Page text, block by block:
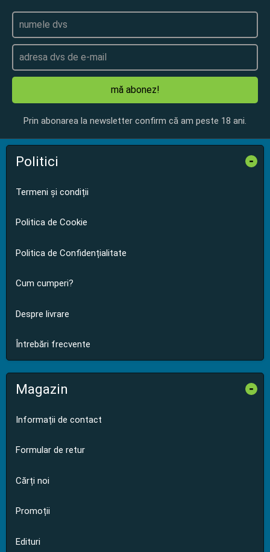
mă abonez!
Prin abonarea la newsletter confirm că am peste 18 ani.
Politici -
Termeni și condiții
Politica de Cookie
Politica de Confidențialitate
Cum cumperi?
Despre livrare
Întrebări frecvente
Magazin -
Informații de contact
Formular de retur
Cărți noi
Promoții
Edituri